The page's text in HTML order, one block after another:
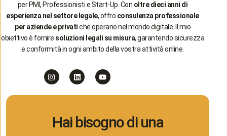
per PMI, Professionisti e Start-Up. Con oltre dieci anni di
esperienza nel settore legale, offro consulenza professionale
per aziende e privatiche operano nel mondo digitale. Il mio
obiettivo è fornire soluzioni legali su misura, garantendo sicurezza
e conformità in ogni ambito della vostra attività online.
Hai bisogno di una